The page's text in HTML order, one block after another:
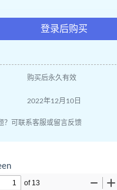
登录后购买
购买后永久有效
2022年12月10日
？可联系客服或留言反馈